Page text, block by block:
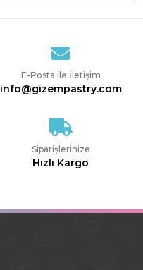
E-Posta ile İletişim
info@gizempastry.com
Siparişlerinize
Hızlı Kargo